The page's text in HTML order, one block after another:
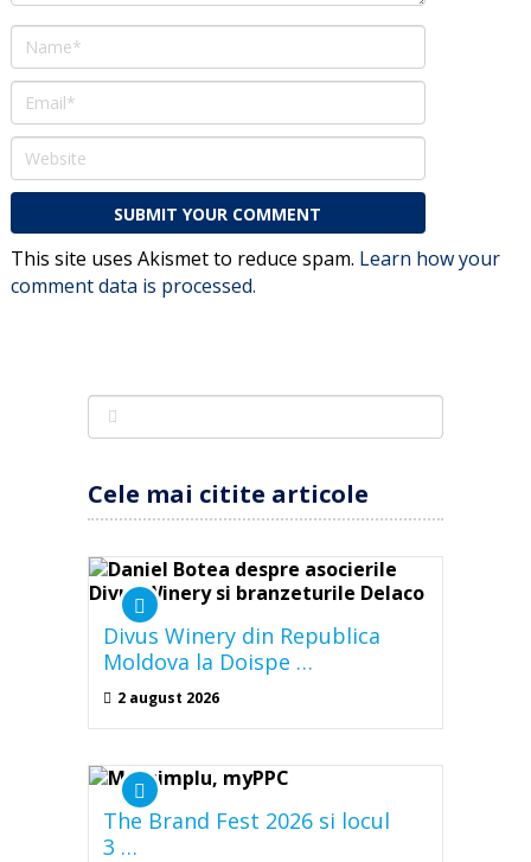
This site uses Akismet to reduce spam. Learn how your
comment data is processed.
Cele mai citite articole
Divus Winery din Republica
Moldova la Doispe …
2 august 2026
The Brand Fest 2026 si locul
3 …